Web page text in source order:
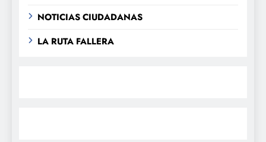
NOTICIAS CIUDADANAS
LA RUTA FALLERA